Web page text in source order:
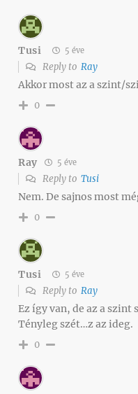
Tusi 5 éve
Reply to Ray
Akkor most az a szint/
0
Ray 5 éve
Reply to Tusi
Nem. De sajnos most
0
Tusi 5 éve
Reply to Ray
Ez így van, de az a szint
Tényleg szét…z az ideg.
0